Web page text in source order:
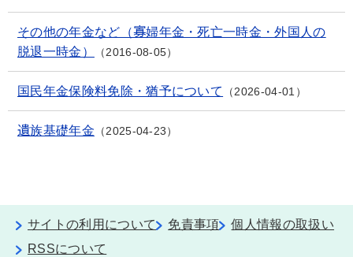
その他の年金など（寡婦年金・死亡一時金・外国人の
脱退一時金）
2016-08-05
国民年金保険料免除・猶予について 2026-04-01
遺族基礎年金 2025-04-23
サイトの利用について 免責事項
個人情報の取扱い
RSSについて